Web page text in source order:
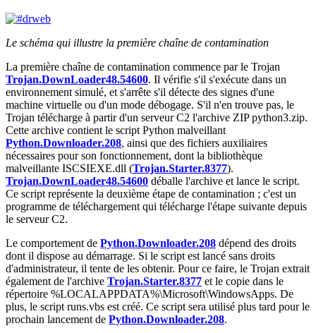
Le schéma qui illustre la première chaîne de contamination
La première chaîne de contamination commence par le Trojan
Trojan.DownLoader48.54600. Il vérifie s'il s'exécute dans un
environnement simulé, et s'arrête s'il détecte des signes d'une
machine virtuelle ou d'un mode débogage. S'il n'en trouve pas, le
Trojan télécharge à partir d'un serveur C2 l'archive ZIPpython3.zip.
Cette archive contient le script Python malveillant
Python.Downloader.208, ainsi que des fichiers auxiliaires
nécessaires pour son fonctionnement, dont la bibliothèque
malveillante ISCSIEXE.dll (Trojan.Starter.8377).
Trojan.DownLoader48.54600 déballe l'archive et lance le script.
Ce script représente la deuxième étape de contamination ; c'est un
programme de téléchargement qui télécharge l'étape suivante depuis
le serveur C2.
Le comportement de Python.Downloader.208 dépend des droits
dont il dispose au démarrage. Si le script est lancé sans droits
d'administrateur, il tente de les obtenir. Pour ce faire, le Trojan extrait
également de l'archive Trojan.Starter.8377 et le copie dans le
répertoire %LOCALAPPDATA%\Microsoft\WindowsApps. De
plus, le script runs.vbs est créé. Ce script sera utilisé plus tard pour le
prochain lancement de Python.Downloader.208.